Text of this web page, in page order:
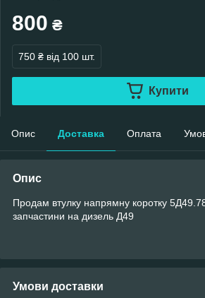
800 ₴
750 ₴ від 100 шт.
Купити
Опис Доставка Оплата
Опис
Продам втулку напрямну коротку
запчастини на дизель Д49
Умови доставки